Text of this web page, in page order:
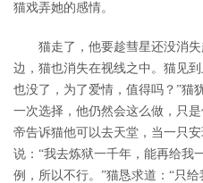
猫戏弄她的感情。
猫走了，他要趁彗星还没消失
边，猫也消失在视线之中。猫见
也没了，为了爱情，值得吗？”猫
一次选择，他仍然会这么做，只
帝告诉猫他可以去天堂，当一只
说：“我去炼狱一千年，能再给我
例，所以不行。”猫恳求道：“只给